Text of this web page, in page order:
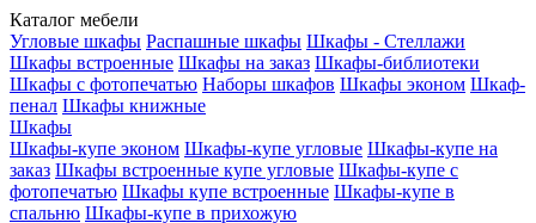
Каталог мебели
Угловые шкафы Распашные шкафы Шкафы - Стеллажи
Шкафы встроенные Шкафы на заказ Шкафы-библиотеки
Шкафы с фотопечатью Наборы шкафов Шкафы эконом Шкаф-
пенал Шкафы книжные
Шкафы
Шкафы-купе эконом Шкафы-купе угловые Шкафы-купе на
заказ Шкафы встроенные купе угловые Шкафы-купе с
фотопечатью Шкафы купе встроенные Шкафы-купе в
спальню Шкафы-купе в прихожую